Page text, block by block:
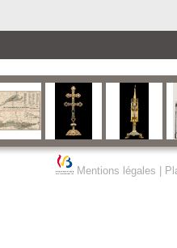
Mentions légales